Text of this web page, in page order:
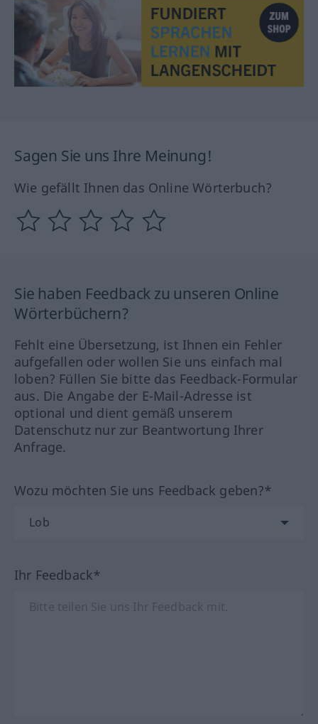
Sagen Sie uns Ihre Meinung!
Wie gefällt Ihnen das Online Wörterbuch?
Sie haben Feedback zu unseren Online
Wörterbüchern?
Fehlt eine Übersetzung, ist Ihnen ein Fehler
aufgefallen oder wollen Sie uns einfach mal
loben? Füllen Sie bitte das Feedback-Formular
aus. Die Angabe der E-Mail-Adresse ist
optional und dient gemäß unserem
Datenschutz nur zur Beantwortung Ihrer
Anfrage.
Wozu möchten Sie uns Feedback geben?*
Ihr Feedback*